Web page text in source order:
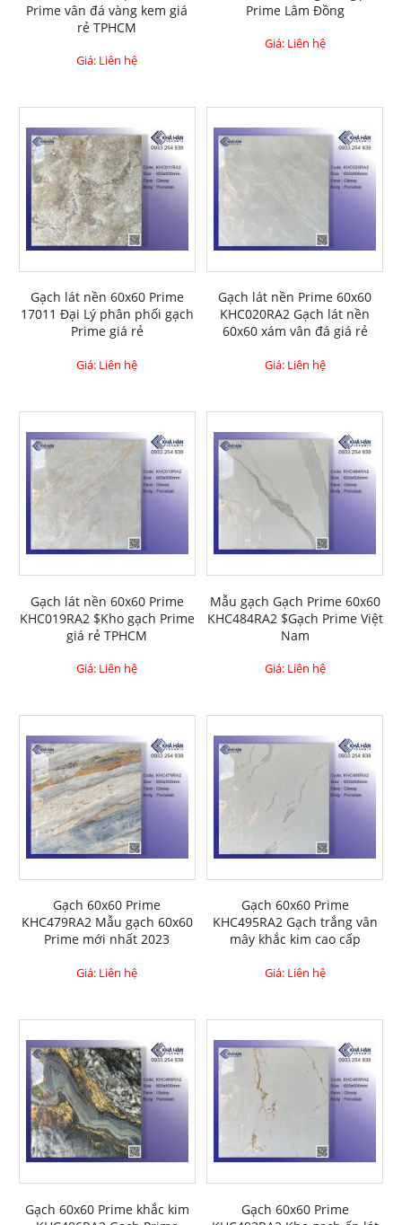
Prime vân đá vàng kem giá
rẻ TPHCM
Giá: Liên hệ
Prime Lâm Đồng
Giá: Liên hệ
Gạch lát nền 60x60 Prime
17011 Đại Lý phân phối gạch
Prime giá rẻ
Giá: Liên hệ
Gạch lát nền Prime 60x60
KHC020RA2 Gạch lát nền
60x60 xám vân đá giá rẻ
Giá: Liên hệ
Gạch lát nền 60x60 Prime
KHC019RA2 $Kho gạch Prime
giá rẻ TPHCM
Giá: Liên hệ
Mẫu gạch Gạch Prime 60x60
KHC484RA2 $Gạch Prime Việt
Nam
Giá: Liên hệ
Gạch 60x60 Prime
KHC479RA2 Mẫu gạch 60x60
Prime mới nhất 2023
Giá: Liên hệ
Gạch 60x60 Prime
KHC495RA2 Gạch trắng vân
mây khắc kim cao cấp
Giá: Liên hệ
Gạch 60x60 Prime khắc kim
Gạch 60x60 Prime